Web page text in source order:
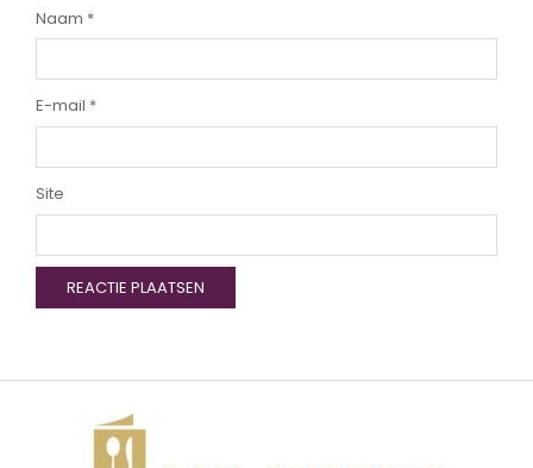
Naam *
E-mail *
Site